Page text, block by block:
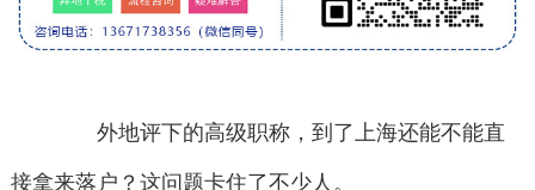
外地评下的高级职称，到了上海还能不能直
接拿来落户？这问题卡住了不少人。